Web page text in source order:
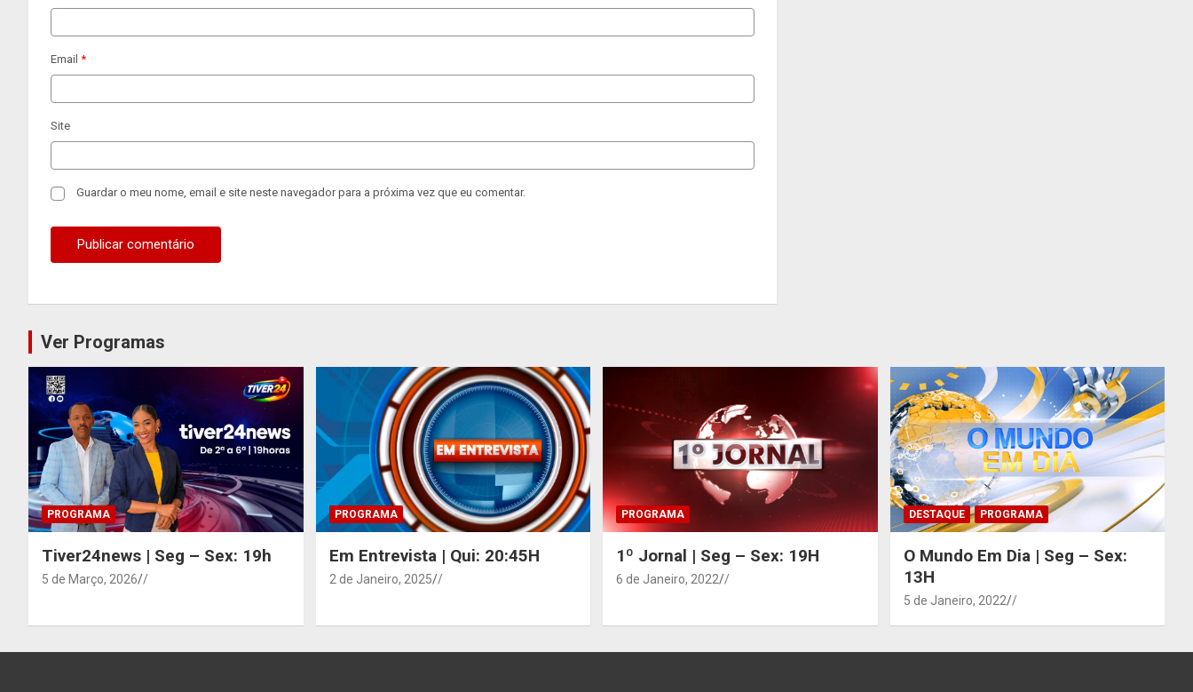
Email *
Site
Guardar o meu nome, email e site neste navegador para a próxima vez que eu comentar.
Ver Programas
PROGRAMA
Tiver24news | Seg – Sex: 19h
5 de Março, 2026 /
PROGRAMA
Em Entrevista | Qui: 20:45H
2 de Janeiro, 2025 /
PROGRAMA
1º Jornal | Seg – Sex: 19H
6 de Janeiro, 2022 /
DESTAQUE PROGRAMA
O Mundo Em Dia | Seg – Sex:
13H
5 de Janeiro, 2022 /